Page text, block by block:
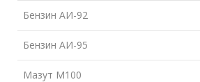
Бензин АИ-92
Бензин АИ-95
Мазут М100